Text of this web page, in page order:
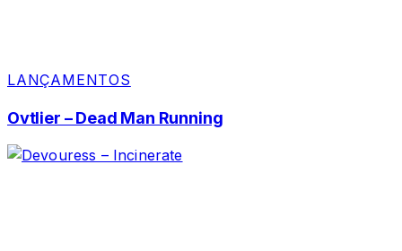
LANÇAMENTOS
Ovtlier – Dead Man Running